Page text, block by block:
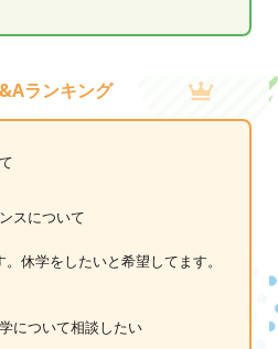
ランキング
スについて
休学をしたいと希望してます。
について相談したい